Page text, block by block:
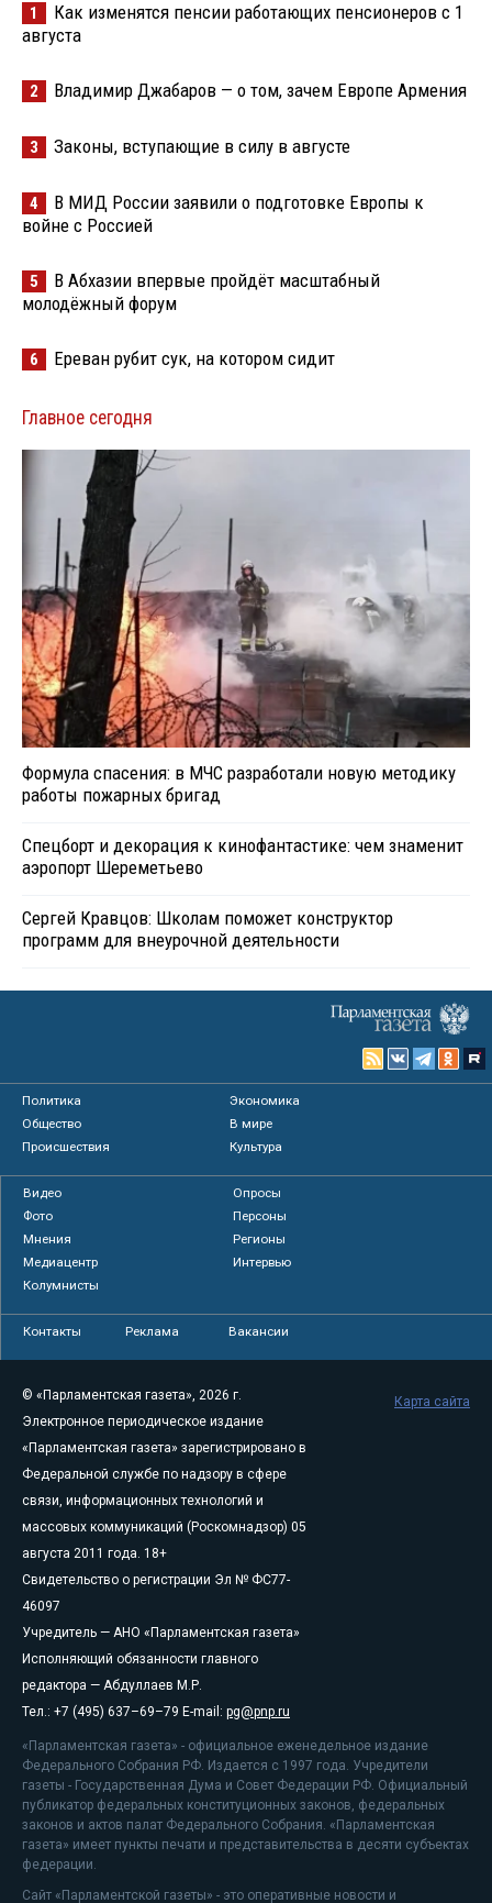
1
Как изменятся пенсии работающих пенсионеров с 1
августа
2 Владимир Джабаров — о том, зачем Европе Армения
3 Законы, вступающие в силу в августе
4
В МИД России заявили о подготовке Европы к
войне с Россией
5
В Абхазии впервые пройдёт масштабный
молодёжный форум
6 Ереван рубит сук, на котором сидит
Главное сегодня
Формула спасения: в МЧС разработали новую методику
работы пожарных бригад
Спецборт и декорация к кинофантастике: чем знаменит
аэропорт Шереметьево
Сергей Кравцов: Школам поможет конструктор
программ для внеурочной деятельности
Политика
Экономика
Общество
В мире
Происшествия
Культура
Видео
Опросы
Фото
Персоны
Мнения
Регионы
Медиацентр
Интервью
Колумнисты
Контакты Реклама Вакансии
© «Парламентская газета», 2026 г.
Электронное периодическое издание
«Парламентская газета» зарегистрировано в
Федеральной службе по надзору в сфере
связи, информационных технологий и
массовых коммуникаций (Роскомнадзор) 05
августа 2011 года. 18+
Свидетельство о регистрации Эл № ФС77-
46097
Учредитель — АНО «Парламентская газета»
Исполняющий обязанности главного
редактора — Абдуллаев М.Р.
Тел.: +7 (495) 637–69–79 E-mail: pg@pnp.ru
«Парламентская газета» - официальное еженедельное издание
Федерального Собрания РФ. Издается с 1997 года. Учредители
газеты - Государственная Дума и Совет Федерации РФ. Официальный
публикатор федеральных конституционных законов, федеральных
законов и актов палат Федерального Собрания. «Парламентская
газета» имеет пункты печати и представительства в десяти субъектах
федерации.
Сайт «Парламентской газеты» - это оперативные новости и
Карта сайта